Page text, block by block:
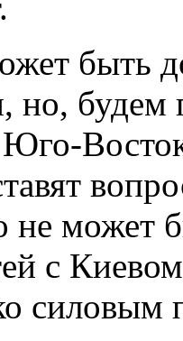
быть
но, будем
не может
с
силовым